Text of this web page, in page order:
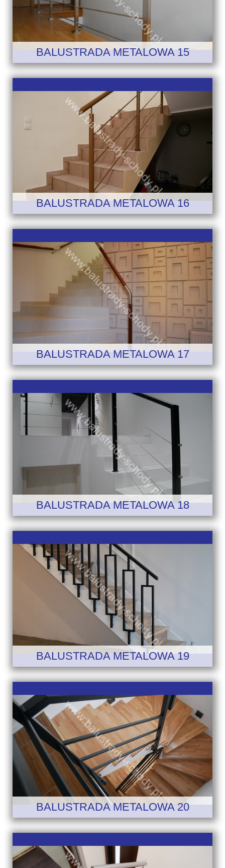
BALUSTRADA METALOWA 15
BALUSTRADA METALOWA 16
BALUSTRADA METALOWA 17
BALUSTRADA METALOWA 18
BALUSTRADA METALOWA 19
BALUSTRADA METALOWA 20